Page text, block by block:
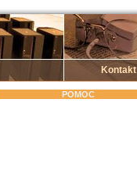
Kontakt
POMOC